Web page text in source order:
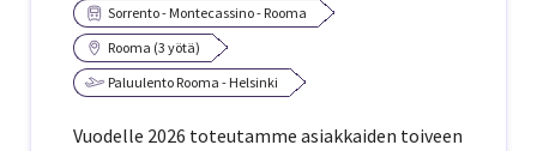
Sorrento - Montecassino - Rooma
Rooma (3 yötä)
Paluulento Rooma - Helsinki
Vuodelle 2026 toteutamme asiakkaiden toiveen